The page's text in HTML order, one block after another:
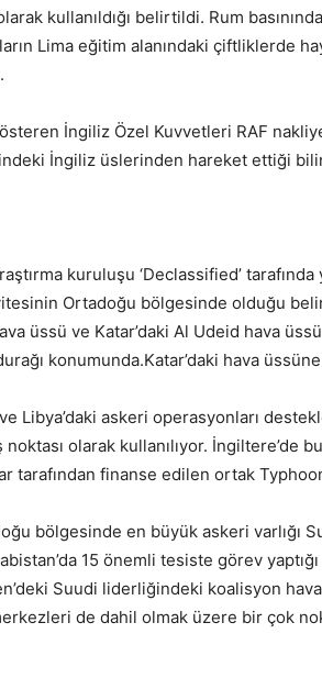
kullanıldığı belirtildi. Rum
Lima eğitim alanındaki çiftliklerde
İngiliz Özel Kuvvetleri RAF
İngiliz üslerinden hareket ettiği
kuruluşu ‘Declassified’ tarafında
Ortadoğu bölgesinde olduğu
üssü ve Katar’daki Al Udeid hava
konumunda.Katar’daki hava
Libya’daki askeri operasyonları
noktası olarak kullanılıyor. İngiltere’de
tarafından finanse edilen ortak
bölgesinde en büyük askeri varlığı
15 önemli tesiste görev
Suudi liderliğindeki koalisyon
de dahil olmak üzere bir çok